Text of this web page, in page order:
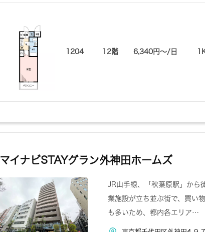
1204 12階 6,340円〜/日
マイナビSTAYグラン外神田ホームズ
JR山手線、「秋葉原駅」か
業施設が立ち並ぶ街で、買い
も多いため、都内各エリア…